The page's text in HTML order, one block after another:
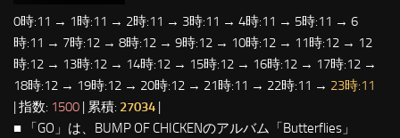
0時:11 → 1時:11 → 2時:11 → 3時:11 → 4時:11 → 5時:11 → 6
時:11 → 7時:12 → 8時:12 → 9時:12 → 10時:12 → 11時:12 → 12
時:12 → 13時:12 → 14時:12 → 15時:12 → 16時:12 → 17時:12 →
18時:12 → 19時:12 → 20時:12 → 21時:11 → 22時:11 → 23時:11
| 指数: 1500 | 累積: 27034 |
■ 「GO」は、BUMP OF CHICKENのアルバム「Butterflies」